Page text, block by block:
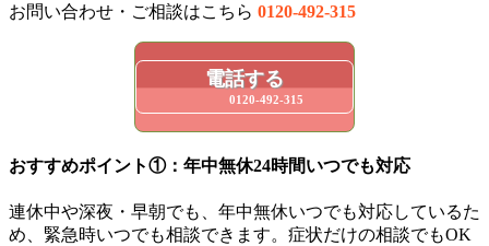
お問い合わせ・ご相談はこちら 0120-492-315
電話する
0120-492-315
おすすめポイント①：年中無休24時間いつでも対応
連休中や深夜・早朝でも、年中無休いつでも対応しているた
め、緊急時いつでも相談できます。症状だけの相談でもOK